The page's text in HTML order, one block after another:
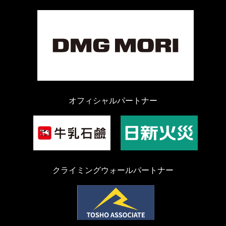
オフィシャルパートナー
クライミングウォールパートナー